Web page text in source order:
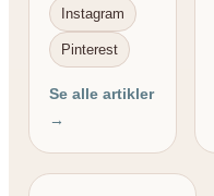
Instagram
Pinterest
Se alle artikler
→